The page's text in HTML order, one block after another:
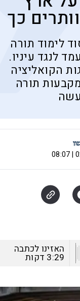
כך
לימוד תורה
לנגד עיניו.
הקואליציה
תורה
האזינו לכתבה
3:29 דקות